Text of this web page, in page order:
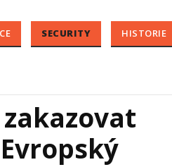
SECURITY HISTORIE